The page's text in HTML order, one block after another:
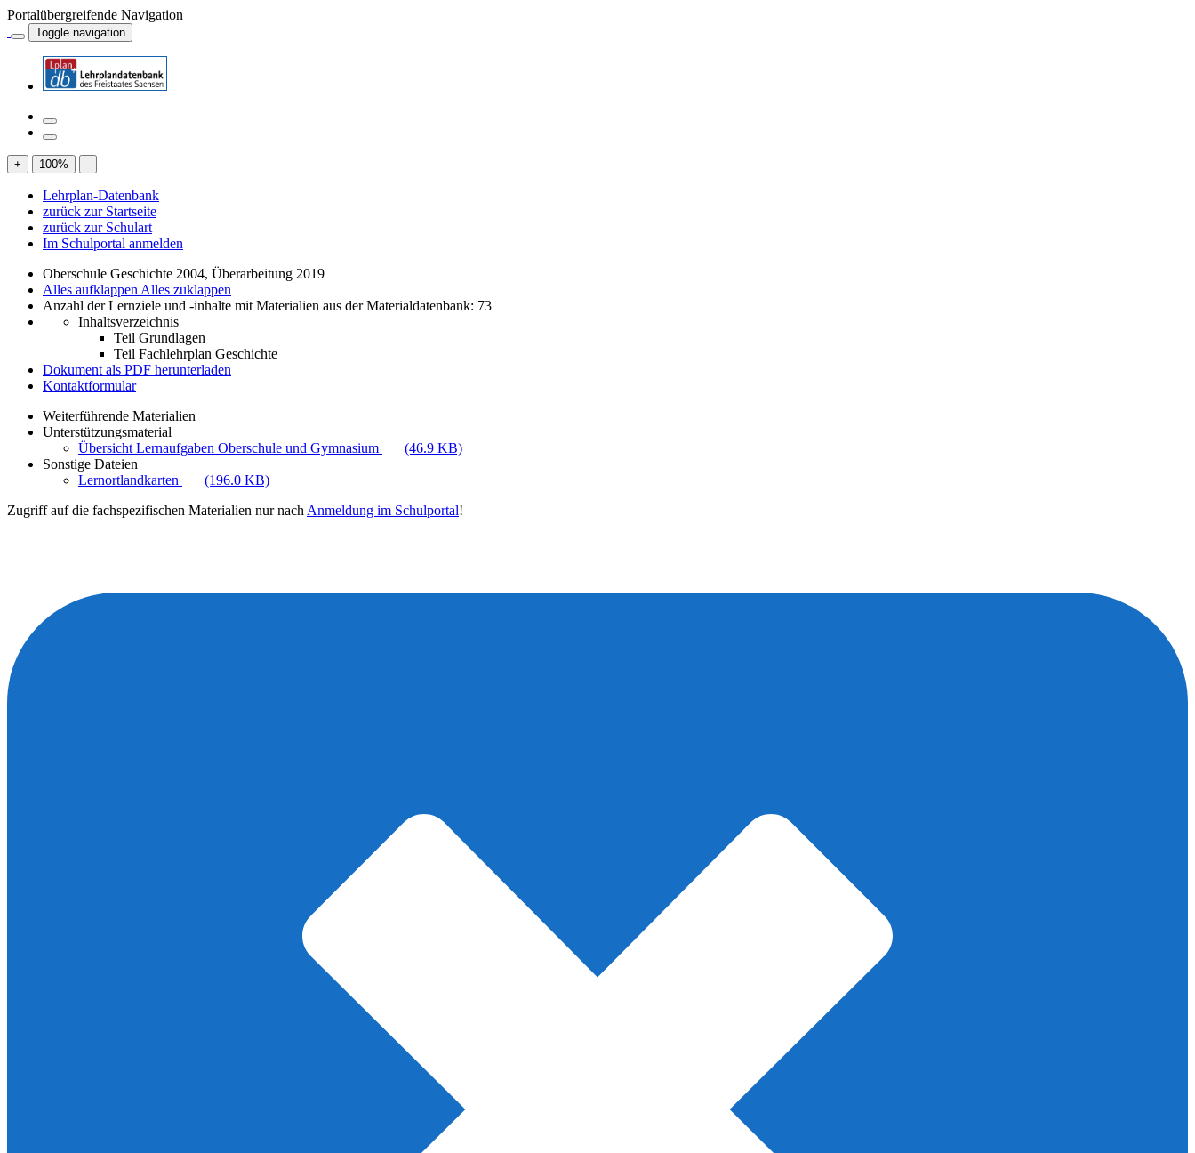
Portalübergreifende Navigation
Toggle navigation
+ 100% -
Lehrplan-Datenbank
zurück zur Startseite
zurück zur Schulart
Im Schulportal anmelden
Oberschule Geschichte 2004, Überarbeitung 2019
Alles aufklappen Alles zuklappen
Anzahl der Lernziele und -inhalte mit Materialien aus der Materialdatenbank: 73
Inhaltsverzeichnis
Teil Grundlagen
Teil Fachlehrplan Geschichte
Dokument als PDF herunterladen
Kontaktformular
Weiterführende Materialien
Unterstützungsmaterial
Übersicht Lernaufgaben Oberschule und Gymnasium
(46.9 KB)
Sonstige Dateien
Lernortlandkarten
(196.0 KB)
Zugriff auf die fachspezifischen Materialien nur nach Anmeldung im Schulportal!